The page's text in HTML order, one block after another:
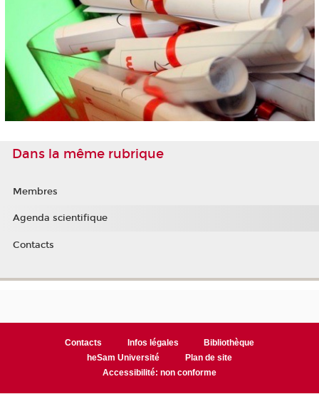
Dans la même rubrique
Membres
Agenda scientifique
Contacts
Contacts Infos légales
Bibliothèque
heSam Université
Plan de site
Accessibilité: non conforme